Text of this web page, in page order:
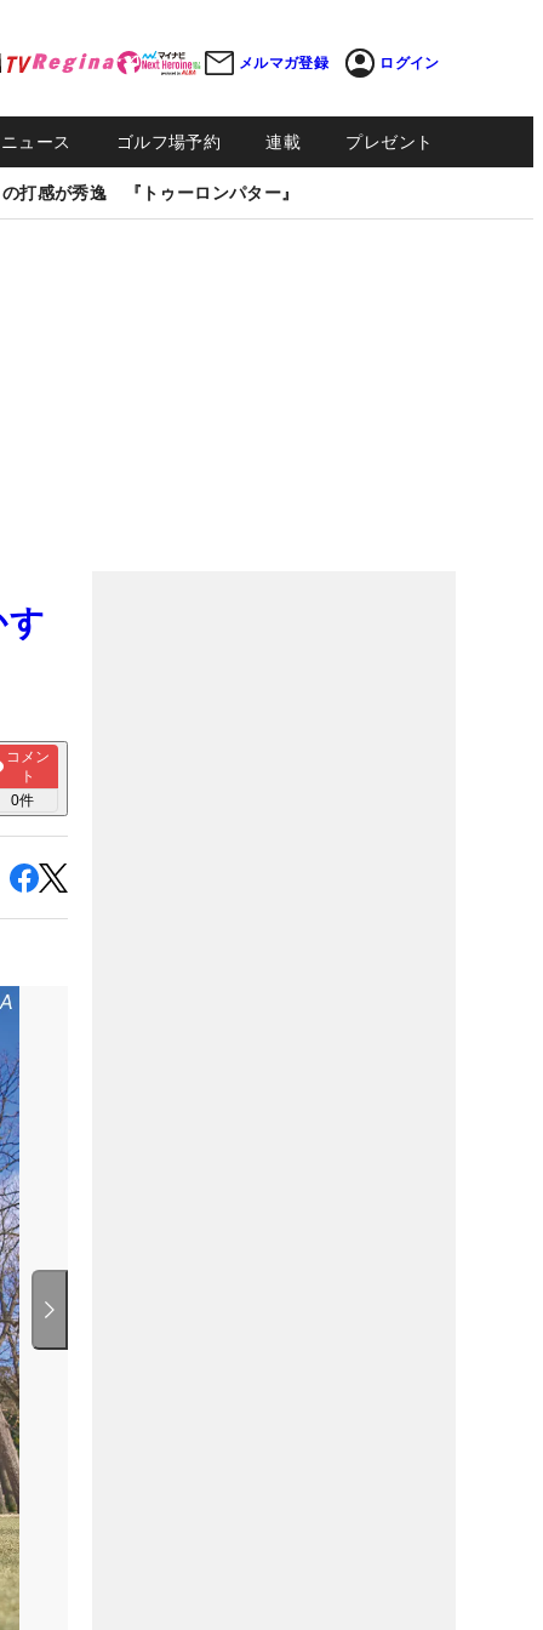
メルマガ登録 ログイン
ュース ゴルフ場予約 連載 プレゼント
打感が秀逸 『トゥーロンパター』
コメン
ト
0件